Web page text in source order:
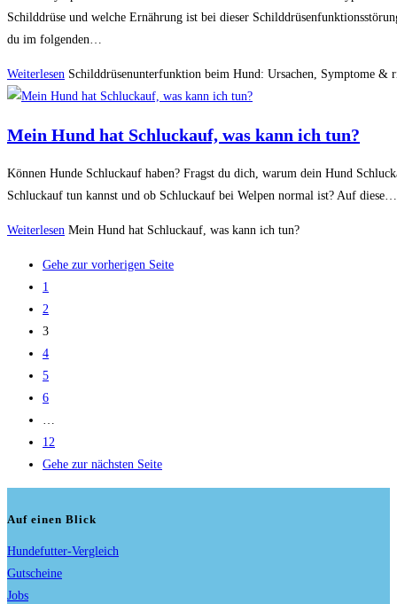
Schilddrüse und welche Ernährung ist bei dieser
du im folgenden…
Weiterlesen Schilddrüsenunterfunktion beim Hund: Ursachen, Symptome &
Mein Hund hat Schluckauf, was kann ich tun?
Können Hunde Schluckauf haben? Fragst du dich, warum dein Hund
Schluckauf tun kannst und ob Schluckauf bei Welpen normal ist? Auf diese…
Weiterlesen Mein Hund hat Schluckauf, was kann ich tun?
Gehe zur vorherigen Seite
1
2
3
4
5
6
12
Gehe zur nächsten Seite
Auf einen Blick
Hundefutter-Vergleich
Gutscheine
Jobs